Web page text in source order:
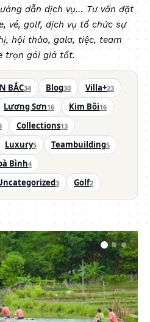
dẫn dịch vụ… Tư vấn đặt
vé, golf, dịch vụ tổ chức sự
hội thảo, gala, tiệc, team
trọn gói giá tốt.
BẮC34 Blog30 Villa+23
Lương Sơn16 Kim Bôi16
Collections13
Luxury5 Teambuilding5
Bình4
3 Golf2